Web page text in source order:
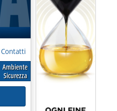
Contatti
Ambiente
Sicurezza